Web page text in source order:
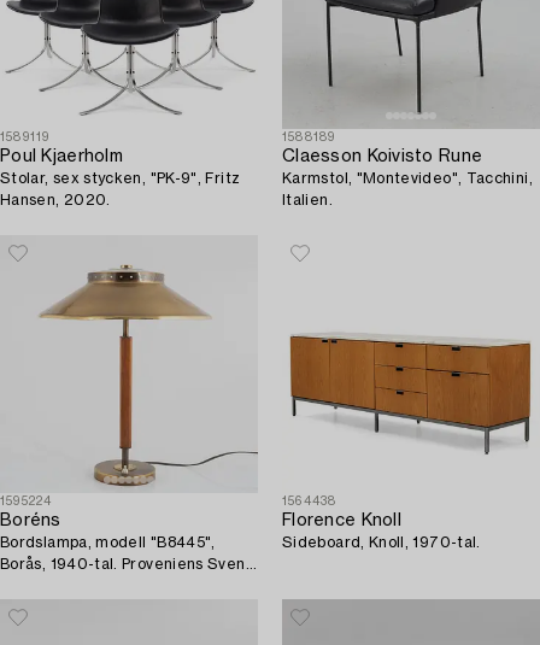
1589119
Poul Kjaerholm
Stolar, sex stycken, "PK-9", Fritz
Hansen, 2020.
1588189
Claesson Koivisto Rune
Karmstol, "Montevideo", Tacchini,
Italien.
1595224
Boréns
Bordslampa, modell "B8445",
Borås, 1940-tal. Proveniens Sven
1564438
Florence Knoll
Sideboard, Knoll, 1970-tal.